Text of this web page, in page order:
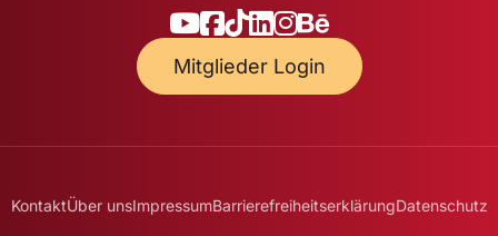
Mitglieder Login
KontaktÜber unsImpressumBarrierefreiheitserklärungDatenschutz